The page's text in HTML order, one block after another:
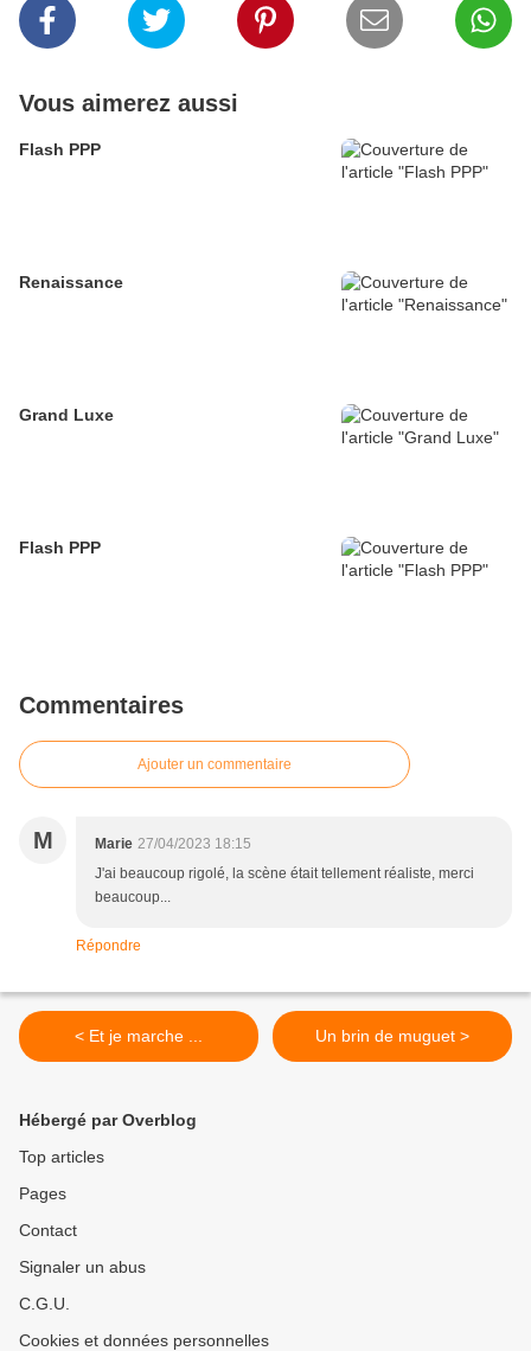
Vous aimerez aussi
Flash PPP
Renaissance
Grand Luxe
Flash PPP
Commentaires
Ajouter un commentaire
M Marie 27/04/2023 18:15
J'ai beaucoup rigolé, la scène était tellement réaliste, merci
beaucoup...
Répondre
< Et je marche ... Un brin de muguet >
Hébergé par Overblog
Top articles
Pages
Contact
Signaler un abus
C.G.U.
Cookies et données personnelles